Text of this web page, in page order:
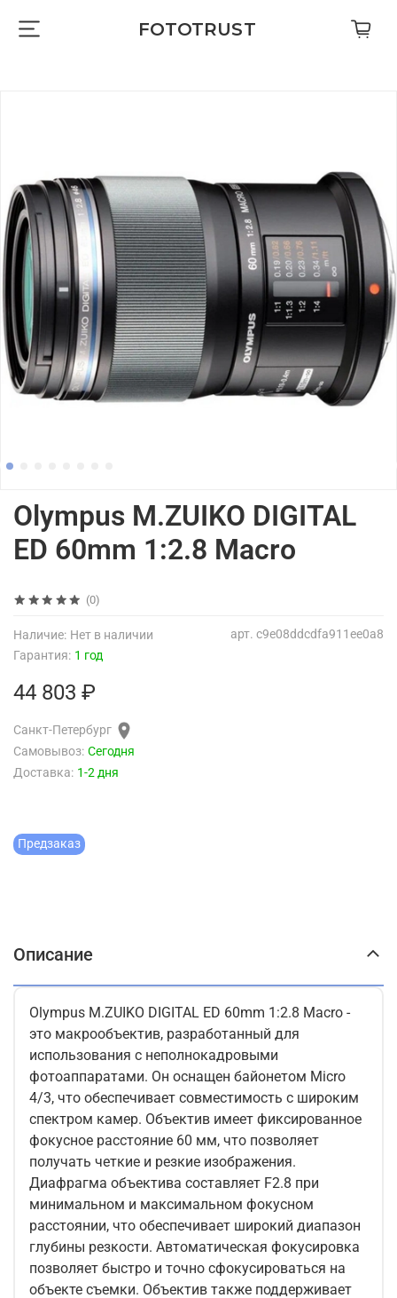
FOTOTRUST
(0)
арт. c9e08ddcdfa911ee0a8
Наличие: Нет в наличии
Гарантия: 1 год
Предзаказ
Olympus M.ZUIKO DIGITAL
ED 60mm 1:2.8 Macro
44 803 ₽
Санкт-Петербург
Самовывоз: Сегодня
Доставка: 1-2 дня
Описание
Olympus M.ZUIKO DIGITAL ED 60mm 1:2.8 Macro -
это макрообъектив, разработанный для
использования с неполнокадровыми
фотоаппаратами. Он оснащен байонетом Micro
4/3, что обеспечивает совместимость с широким
спектром камер. Объектив имеет фиксированное
фокусное расстояние 60 мм, что позволяет
получать четкие и резкие изображения.
Диафрагма объектива составляет F2.8 при
минимальном и максимальном фокусном
расстоянии, что обеспечивает широкий диапазон
глубины резкости. Автоматическая фокусировка
позволяет быстро и точно сфокусироваться на
объекте съемки. Объектив также поддерживает